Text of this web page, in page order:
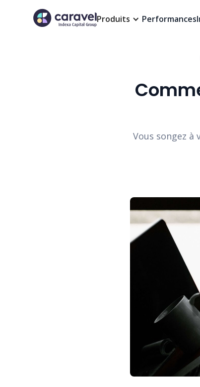
Produits Performances
Vous songez à